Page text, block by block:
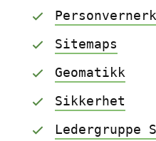
Sitemaps
Geomatikk
Sikkerhet
Ledergruppe